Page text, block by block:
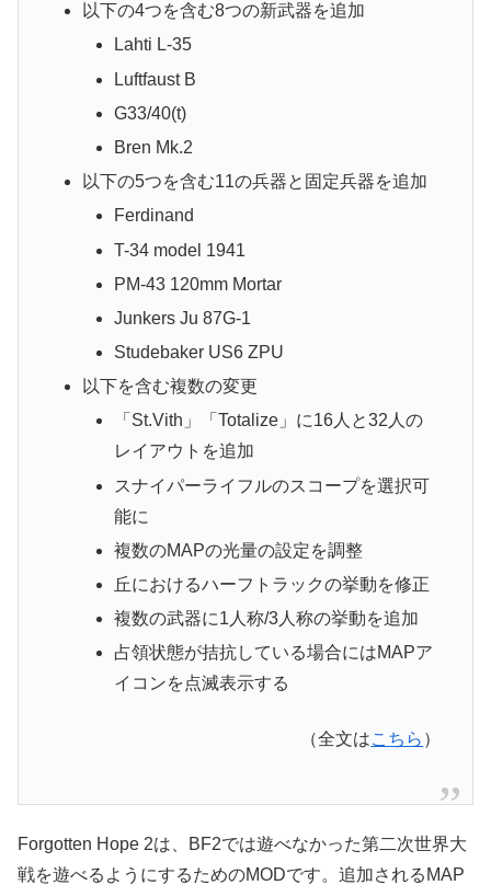
以下の4つを含む8つの新武器を追加
Lahti L-35
Luftfaust B
G33/40(t)
Bren Mk.2
以下の5つを含む11の兵器と固定兵器を追加
Ferdinand
T-34 model 1941
PM-43 120mm Mortar
Junkers Ju 87G-1
Studebaker US6 ZPU
以下を含む複数の変更
「St.Vith」「Totalize」に16人と32人の
レイアウトを追加
スナイパーライフルのスコープを選択可
能に
複数のMAPの光量の設定を調整
丘におけるハーフトラックの挙動を修正
複数の武器に1人称/3人称の挙動を追加
占領状態が拮抗している場合にはMAPア
イコンを点滅表示する
（全文はこちら ）
Forgotten Hope 2は、BF2では遊べなかった第二次世界大
戦を遊べるようにするためのMODです。追加されるMAP